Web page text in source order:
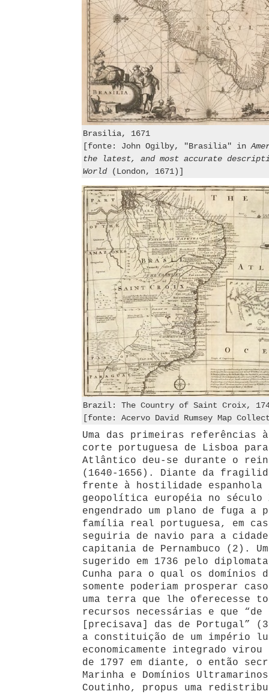
Brasilia, 1671
[fonte: John Ogilby, "Brasilia" in
the latest, and most accurate
World(London, 1671)]
Brazil: The Country of Saint Croix,
[fonte: Acervo David Rumsey Map
Uma das primeiras referências
corte portuguesa de Lisboa
Atlântico deu-se durante o
(1640-1656). Diante da
frente à hostilidade espanhola
geopolítica européia no
engendrado um plano de fuga
família real portuguesa, em
seguiria de navio para a
capitania de Pernambuco (2).
sugerido em 1736 pelo
Cunha para o qual os domínios
somente poderiam prosperar
uma terra que lhe oferecesse
recursos necessárias e que “de
[precisava] das de Portugal”
a constituição de um império
economicamente integrado
de 1797 em diante, o então
Marinha e Domínios
Coutinho, propus uma